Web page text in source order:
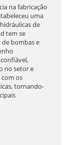
na fabricação
uma
de
tem se
bombas e
no setor e
os
tornando-